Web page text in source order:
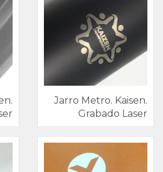
Jarro Metro. Kaisen.
Grabado Laser